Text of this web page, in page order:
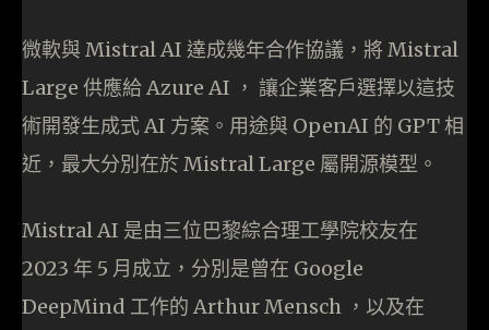
微軟與 Mistral AI 達成幾年合作協議，將 Mistral
Large 供應給 Azure AI ， 讓企業客戶選擇以這技
術開發生成式 AI 方案。用途與 OpenAI 的 GPT 相
近，最大分別在於 Mistral Large 屬開源模型。
Mistral AI 是由三位巴黎綜合理工學院校友在
2023 年 5 月成立，分別是曾在 Google
DeepMind 工作的 Arthur Mensch ，以及在